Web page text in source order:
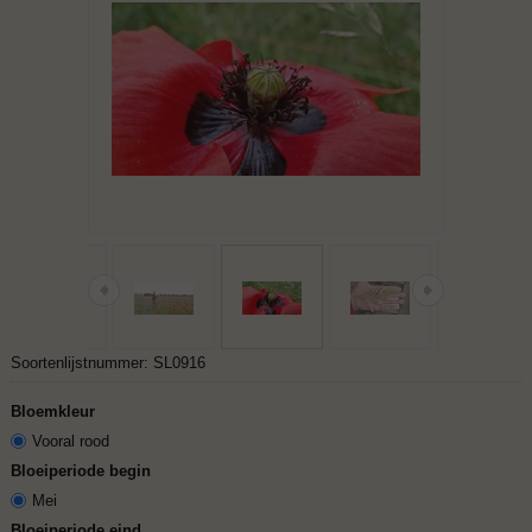
Soortenlijstnummer: SL0916
Bloemkleur
Vooral rood
Bloeiperiode begin
Mei